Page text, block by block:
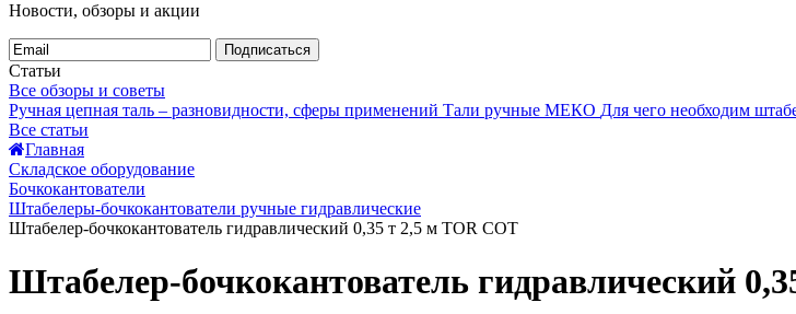
Новости, обзоры и акции
Подписаться
Статьи
Все обзоры и советы
Ручная цепная таль – разновидности, сферы применений Тали ручные МЕКО Для чего необходим
Все статьи
Главная
Складское оборудование
Бочкокантователи
Штабелеры-бочкокантователи ручные гидравлические
Штабелер-бочкокантователь гидравлический 0,35 т 2,5 м TOR COT
Штабелер-бочкокантователь гидравлический